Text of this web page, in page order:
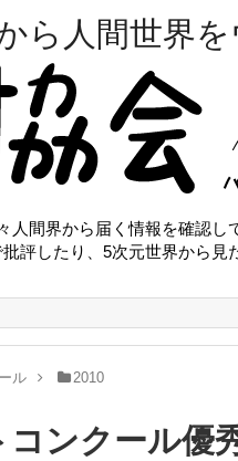
ら人間世界
間界から届く情報を確認
評したり、5次元世界から
ル 2010
ンクール優